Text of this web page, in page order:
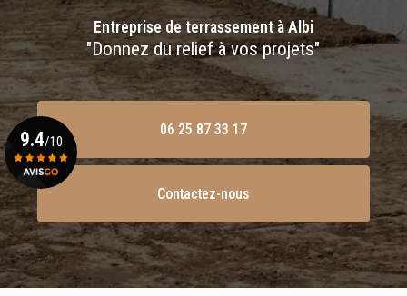
Entreprise de terrassement à Albi
"Donnez du relief à vos projets"
06 25 87 33 17
Contactez-nous
9.4/10
Voir le certificat